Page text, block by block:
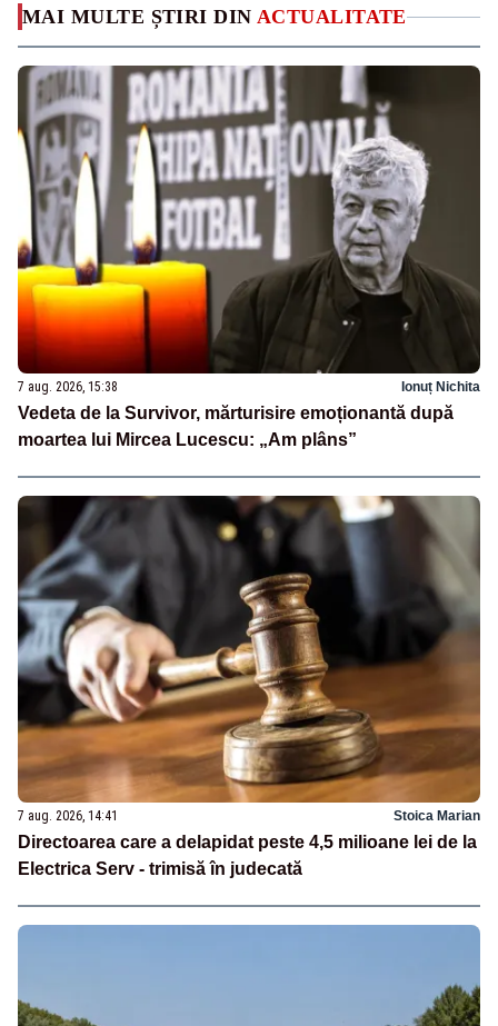
MAI MULTE ȘTIRI DIN ACTUALITATE
7 aug. 2026, 15:38 Ionuț Nichita
Vedeta de la Survivor, mărturisire emoționantă după
moartea lui Mircea Lucescu: „Am plâns”
7 aug. 2026, 14:41 Stoica Marian
Directoarea care a delapidat peste 4,5 milioane lei de la
Electrica Serv - trimisă în judecată